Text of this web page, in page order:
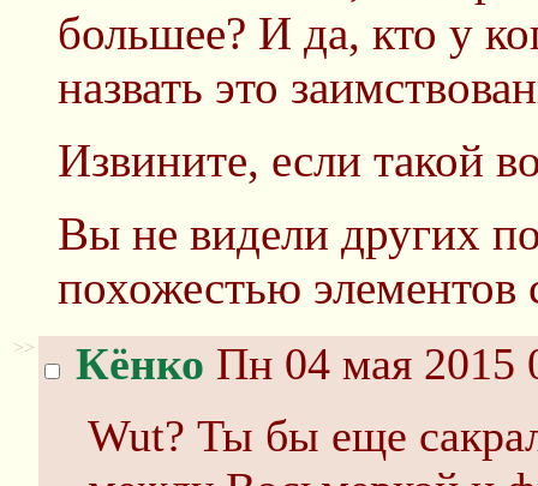
большее? И да, кто у
назвать это
Извините, если такой
Вы не видели других
похожестью
>> Кёнко Пн 04 мая 2015
Wut? Ты бы еще